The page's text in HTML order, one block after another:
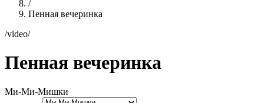
/
Пенная вечеринка
/video/
Пенная вечеринка
Ми-Ми-Мишки